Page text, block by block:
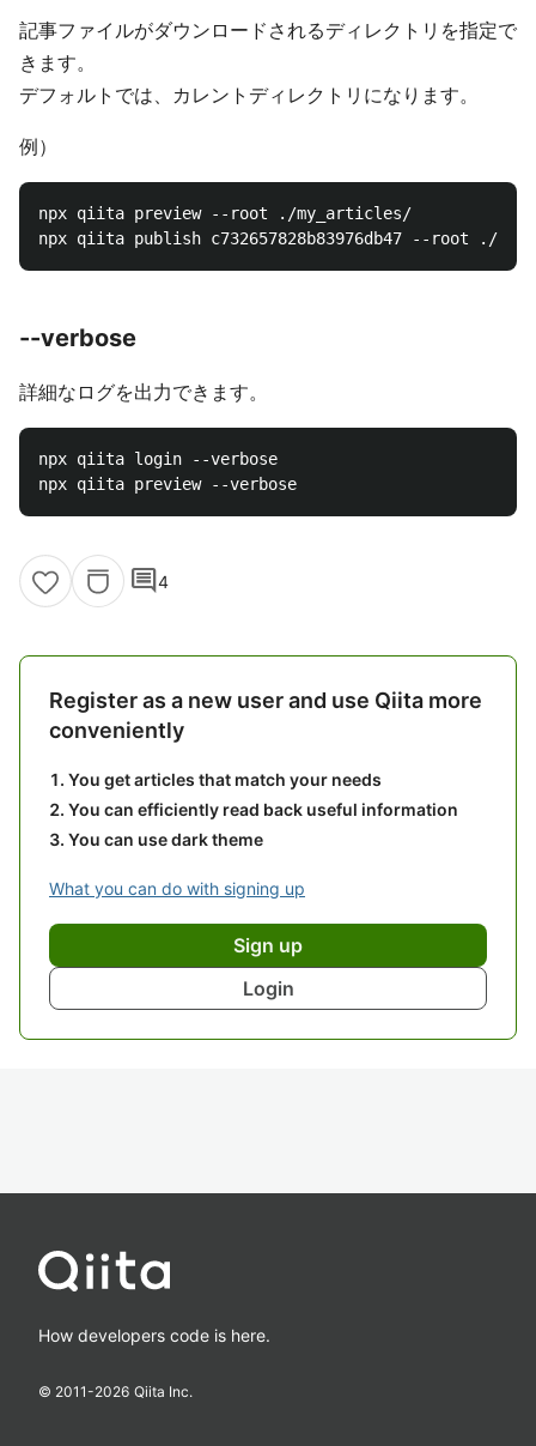
記事ファイルがダウンロードされるディレクトリを指定で
きます。
デフォルトでは、カレントディレクトリになります。
例）
npx qiita preview --root ./my_articles/
--verbose
詳細なログを出力できます。
npx qiita login --verbose
comment4
Register as a new user and use Qiita more
conveniently
You get articles that match your needs
You can efficiently read back useful information
You can use dark theme
What you can do with signing up
Sign up
Login
How developers code is here.
© 2011-2026 Qiita Inc.